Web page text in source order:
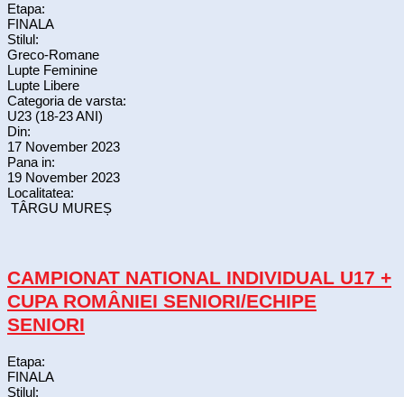
Etapa:
FINALA
Stilul:
Greco-Romane
Lupte Feminine
Lupte Libere
Categoria de varsta:
U23 (18-23 ANI)
Din:
17 November 2023
Pana in:
19 November 2023
Localitatea:
TÂRGU MUREȘ
CAMPIONAT NATIONAL INDIVIDUAL U17 +
CUPA ROMÂNIEI SENIORI/ECHIPE
SENIORI
Etapa:
FINALA
Stilul: